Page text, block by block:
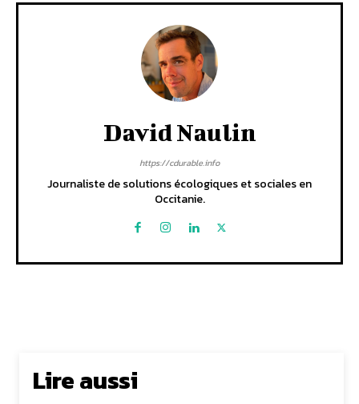
David Naulin
https://cdurable.info
Journaliste de solutions écologiques et sociales en
Occitanie.
Lire aussi